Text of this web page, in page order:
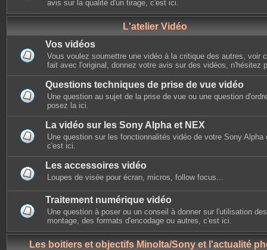
avis sur la qualité d'un tirage, c'est ici.
L'atelier Vidéo
Vos vidéos
Vous voulez soumettre une vidéo à la critique des autres, voir
fait avec l'original, donnez votre avis sur des vidéos, n'hésitez
Questions techniques de prise de vue vidéo
Une question au sujet de la prise de vue ou une question
posez la ici.
La vidéo sur les Sony Alpha et NEX
Une question sur les fonctionnalités vidéo de votre Sony Alpha
c'est ici.
Les accessoires vidéo
Loupes de visée pour écran, micros, follow focus...
Traitement numérique vidéo
Une question à poser ou un conseil à donner sur l'utilisation
montage, des formats d'encodage ou autres, c'est ici.
Les boitiers et objectifs Minolta/Sony et l'actualité